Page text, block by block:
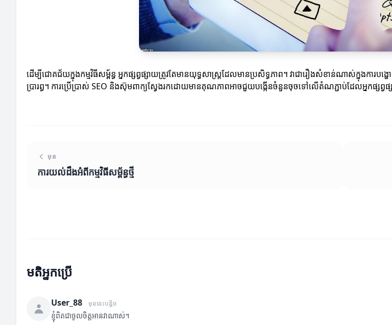
ដើម្បីជោគជ័យក្នុងកម្មវិធីសម្ព័ន្ធ អ្នកផ្សព្វផ្សាយត្រូវតែមានយុទ្ធសាស្ត្រដែលមានប្រសិទ្ធភាព។ វាជារឿងសំខាន់ណាស់ក្នុងការ
ប្រារព្ធ។ ការប្រើប្រាស់ SEO និងស៊ុមពាក្យស្វែងរកដោយមានគុណភាពអាចជួយបង្កើនចំនួនចុចទៅលើតំណភ្ជាប់ដែលអ្នកផ្សព្វផ្
មុន
ការយល់ដឹងអំពីកម្មវិធីសម្ព័ន្ធថ្មី
មតិអ្នកប្រើ
User_88 មុននេះបន្តិច
ខ្ញុំពិតជាចូលចិត្តអានវាណាស់។